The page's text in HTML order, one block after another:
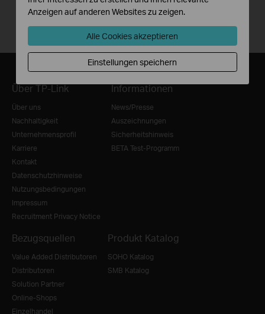
Über TP-Link
Über uns
Nachhaltigkeit
Unternehmensprofil
Karriere
Kontakt
Datenschutzhinweise
Nutzungsbedingungen
Impressum
Recruitment Privacy Notice
Informationen
News/Presse
Auszeichnungen
Sicherheitshinweis
BETA Test-Programm
Bezugsquellen
Value Added Distributoren
Distributoren
Solution Partner
Online-Shops
Einzelhandel
Produkt Katalog
SOHO Katalog
SMB Katalog
Anzeigen auf anderen Websites zu zeigen.
Alle Cookies akzeptieren
Einstellungen speichern